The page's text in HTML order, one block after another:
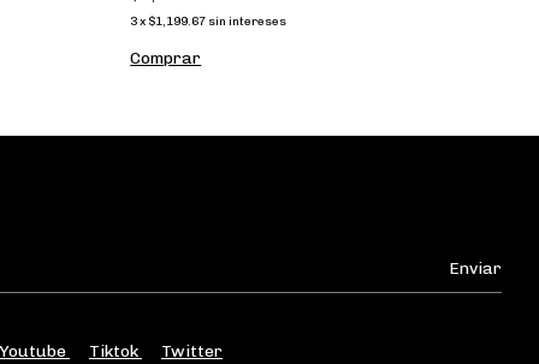
3x $1,199.67 sin intereses
Comprar
Youtube Tiktok Twitter